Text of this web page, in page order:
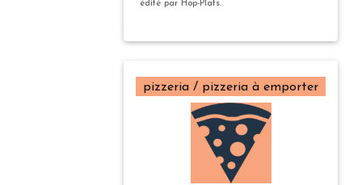
édité par Hop-Plats.
pizzeria / pizzeria à emporter